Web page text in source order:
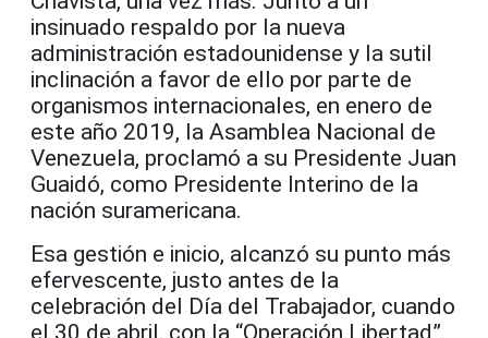
insinuado respaldo por la nueva
administración estadounidense y la sutil
inclinación a favor de ello por parte de
organismos internacionales, en enero de
este año 2019, la Asamblea Nacional de
Venezuela, proclamó a su Presidente Juan
Guaidó, como Presidente Interino de la
nación suramericana.
Esa gestión e inicio, alcanzó su punto más
efervescente, justo antes de la
celebración del Día del Trabajador, cuando
el 30 de abril, con la “Operación Libertad”,